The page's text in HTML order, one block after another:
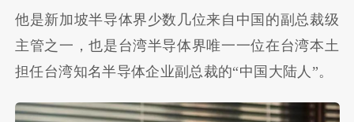
他是新加坡半导体界少数几位来自中国的副总裁级
主管之一，也是台湾半导体界唯一一位在台湾本土
担任台湾知名半导体企业副总裁的“中国大陆人”。